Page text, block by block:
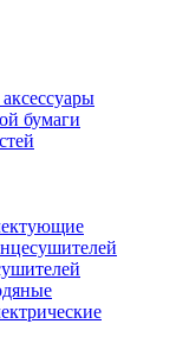
бумаги